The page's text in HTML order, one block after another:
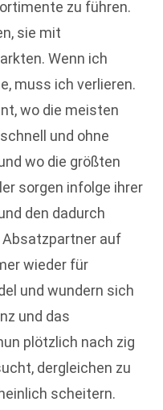
zu führen.
sie mit
Wenn ich
muss ich verlieren.
wo die meisten
und ohne
wo die größten
sorgen infolge ihrer
den dadurch
auf
wieder für
und wundern sich
und das
plötzlich nach zig
dergleichen zu
scheitern.